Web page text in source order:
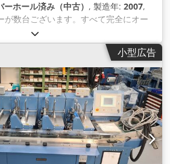
ーホール済み（中古） , 製造年: 2007,
数台ございます。すべて完全にオー
にお使いいただけます！ フィーダーの
ーテーションフィーダー (BB300) AS25
ー（BB300） HF3 バキュームフリクシ
） RF2 サーボ真空回転フィーダー
AS2 プッシュフィーダー（BB600およ
ムフリクションフィーダー（BB600お
Ec Rgs Abreha Buhrs W+D BB300
ITM BB700 14K、16Kのマシンに取
販売する全てのフィーダーは完全に点
てのスペアパーツが交換されます。 オ
ぜひお知らせください！
小型広告